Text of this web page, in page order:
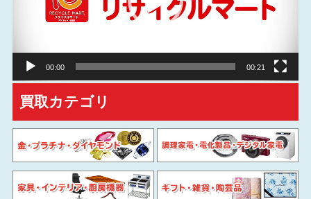
00:00 00:21
買取カテゴリ